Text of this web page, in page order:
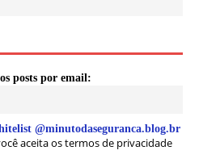
posts por email:
@minutodaseguranca.blog.br
aceita os termos de privacidade